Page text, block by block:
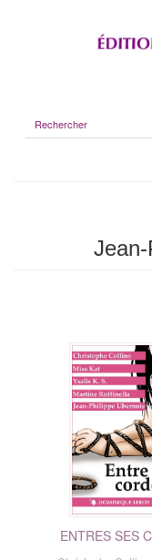
le
ENTRES SES